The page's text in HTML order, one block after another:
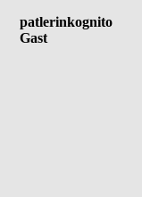
patlerinkognito
Gast